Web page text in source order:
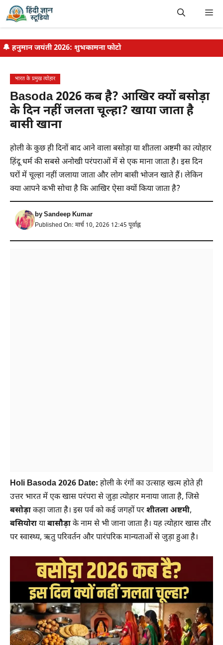
Skip
🔔 हनुमान जयंती 2026: शुभकामना फोटो
भारत के प्रमुख त्योहार
Basoda 2026 कब है? आखिर क्यों बसोड़ा
के दिन नहीं जलता चूल्हा? खाया जाता है
बासी खाना
होली के कुछ ही दिनों बाद आने वाला बसोड़ा या शीतला अष्टमी का त्योहार
हिंदू धर्म की सबसे अनोखी परंपराओं में से एक माना जाता है। इस दिन
घरों में चूल्हा नहीं जलाया जाता और लोग बासी भोजन खाते हैं। लेकिन
क्या आपने कभी सोचा है कि आखिर ऐसा क्यों किया जाता है?
bySandeep Kumar
Published On: मार्च 10, 2026 12:45 पूर्वाह्न
Holi Basoda 2026 Date: होली के रंगों का उत्साह खत्म होते ही
उत्तर भारत में एक खास परंपरा से जुड़ा त्योहार मनाया जाता है, जिसे
बसोड़ाकहा जाता है। इस पर्व को कई जगहों परशीतला अष्टमी,
बसियोरायाबासौड़ाके नाम से भी जाना जाता है। यह त्योहार खास तौर
पर स्वास्थ्य, ऋतु परिवर्तन और पारंपरिक मान्यताओं से जुड़ा हुआ है।